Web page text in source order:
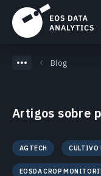
Blog
Artigos sobre
AGTECH CULTIVO
EOSDA CROP